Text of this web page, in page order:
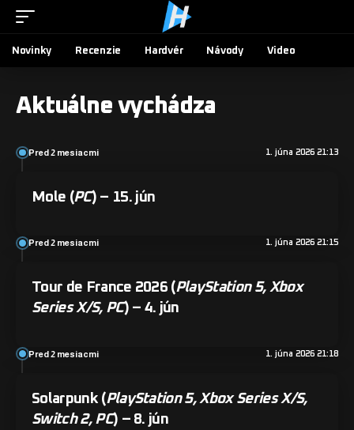
Novinky Recenzie Hardvér Návody Video
Aktuálne vychádza
Pred 2 mesiacmi 1. júna 2026 21:13
Mole (PC) – 15. jún
Pred 2 mesiacmi 1. júna 2026 21:15
Tour de France 2026 (PlayStation 5, Xbox
Series X/S, PC) – 4. jún
Pred 2 mesiacmi 1. júna 2026 21:18
Solarpunk(PlayStation 5, Xbox Series X/S,
Switch 2, PC) – 8. jún